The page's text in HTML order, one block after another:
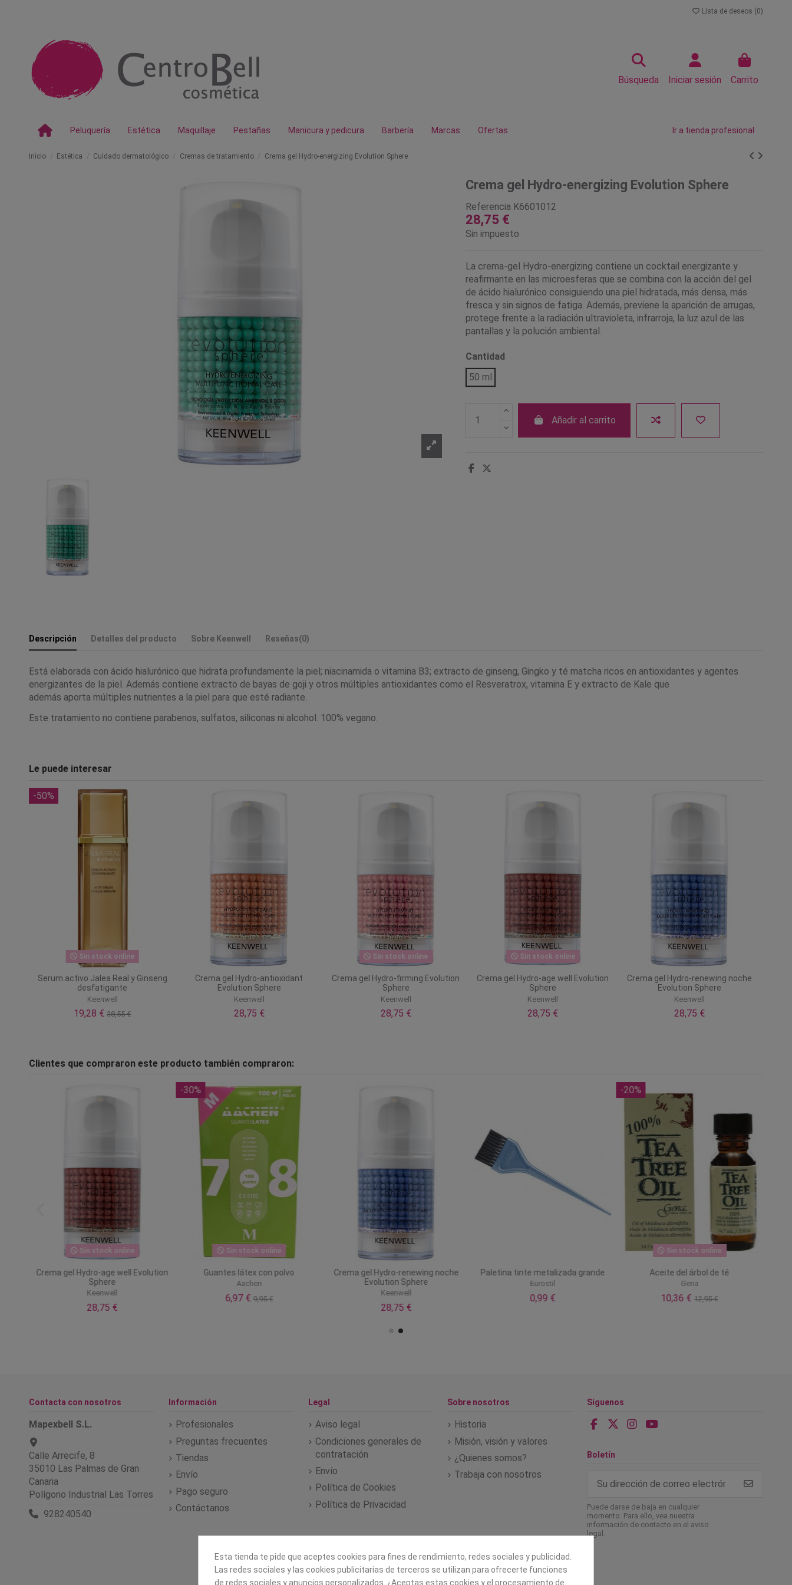
Lista de deseos (0)
Búsqueda Iniciar sesión Carrito
Peluquería Estética Maquillaje Pestañas Manicura y pedicura Barbería Marcas Ofertas Ir a tienda profesional
Inicio Estética Cuidado dermatológico Cremas de tratamiento Crema gel Hydro-energizing Evolution Sphere
Crema gel Hydro-energizing Evolution Sphere
Referencia K6601012
28,75 €
Sin impuesto
La crema-gel Hydro-energizing contiene un cocktail energizante y
reafirmante en las microesferas que se combina con la acción del gel
de ácido hialurónico consiguiendo una piel hidratada, más densa, más
fresca y sin signos de fatiga. Además, previene la aparición de arrugas,
protege frente a la radiación ultravioleta, infrarroja, la luz azul de las
pantallas y la polución ambiental.
Cantidad
50 ml
Añadir al carrito
Descripción Detalles del producto Sobre Keenwell Reseñas(0)
Está elaborada con ácido hialurónico que hidrata profundamente la piel; niacinamida o vitamina B3; extracto de ginseng, Gingko y té matcha ricos en antioxidantes y agentes
energizantes de la piel. Además contiene extracto de bayas de goji y otros múltiples antioxidantes como el Resveratrox, vitamina E y extracto de Kale que
además aporta múltiples nutrientes a la piel para que esté radiante.
Este tratamiento no contiene parabenos, sulfatos, siliconas ni alcohol. 100% vegano.
Le puede interesar
-50%
Sin stock online
Serum activo Jalea Real y Ginseng
desfatigante
Keenwell
19,28 €38,55 €
Crema gel Hydro-antioxidant
Evolution Sphere
Keenwell
28,75 €
Sin stock online
Crema gel Hydro-firming Evolution
Sphere
Keenwell
28,75 €
Sin stock online
Crema gel Hydro-age well Evolution
Sphere
Keenwell
28,75 €
Crema gel Hydro-renewing noche
Evolution Sphere
Keenwell
28,75 €
Clientes que compraron este producto también compraron:
Sin stock online
Crema gel Hydro-age well Evolution
Sphere
Keenwell
28,75 €
-30%
Sin stock online
Guantes látex con polvo
Aachen
6,97 €9,95 €
Crema gel Hydro-renewing noche
Evolution Sphere
Keenwell
28,75 €
Paletina tinte metalizada grande
Eurostil
0,99 €
-20%
Sin stock online
Aceite del árbol de té
Gena
10,36 € 12,95 €
Contacta con nosotros
Mapexbell S.L.
Calle Arrecife, 8
35010 Las Palmas de Gran
Canaria
Polígono Industrial Las Torres
928240540
Información
Profesionales
Preguntas frecuentes
Tiendas
Envío
Pago seguro
Contáctanos
Legal
Aviso legal
Condiciones generales de
contratación
Envío
Política de Cookies
Política de Privacidad
Sobre nosotros
Historia
Misión, visión y valores
¿Quienes somos?
Trabaja con nosotros
Síguenos
Boletín
Puede darse de baja en cualquier
momento. Para ello, vea nuestra
información de contacto en el aviso
legal.
Esta tienda te pide que aceptes cookies para fines de rendimiento, redes sociales y publicidad.
Las redes sociales y las cookies publicitarias de terceros se utilizan para ofrecerte funciones
de redes sociales y anuncios personalizados. ¿Aceptas estas cookies y el procesamiento de